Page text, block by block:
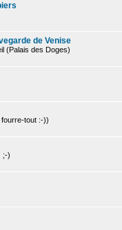
de Venise
(Palais des Doges)
tout :-))
;-)